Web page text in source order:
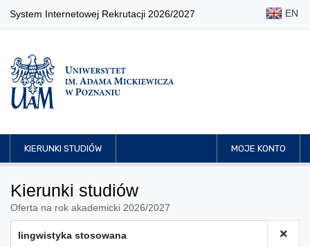
System Internetowej Rekrutacji 2026/2027 EN
KIERUNKI STUDIÓW MOJE KONTO
Kierunki studiów
Oferta na rok akademicki 2026/2027